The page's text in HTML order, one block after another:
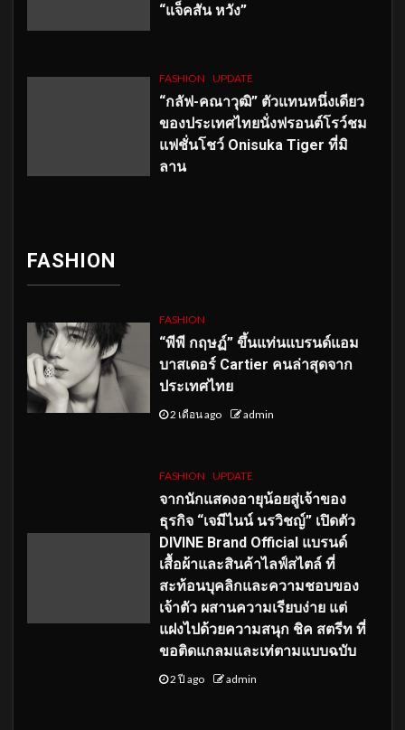
“แจ็คสัน หวัง”
FASHION UPDATE
“กลัฟ-คณาวุฒิ” ตัวแทนหนึ่งเดียว
ของประเทศไทยนั่งฟรอนต์โรว์ชม
แฟชั่นโชว์ Onisuka Tiger ที่มิ
ลาน
FASHION
FASHION
“พีพี กฤษฏ์” ขึ้นแท่นแบรนด์แอม
บาสเดอร์ Cartier คนล่าสุดจาก
ประเทศไทย
2 เดือน ago admin
FASHION UPDATE
จากนักแสดงอายุน้อยสู่เจ้าของ
ธุรกิจ “เจมีไนน์ นรวิชญ์” เปิดตัว
DIVINE Brand Official แบรนด์
เสื้อผ้าและสินค้าไลฟ์สไตล์ ที่
สะท้อนบุคลิกและความชอบของ
เจ้าตัว ผสานความเรียบง่าย แต่
แฝงไปด้วยความสนุก ชิค สตรีท ที่
ขอติดแกลมและเท่ตามแบบฉบับ
2 ปี ago admin